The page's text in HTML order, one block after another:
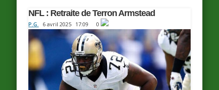
NFL : Retraite de Terron Armstead
P.G. 6 avril 2025 17:09 0